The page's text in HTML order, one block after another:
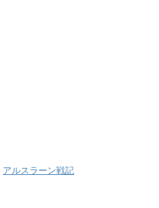
アルスラーン戦記